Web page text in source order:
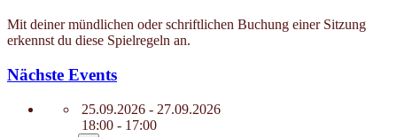
Mit deiner mündlichen oder schriftlichen Buchung einer Sitzung
erkennst du diese Spielregeln an.
Nächste Events
25.09.2026 - 27.09.2026
18:00 - 17:00